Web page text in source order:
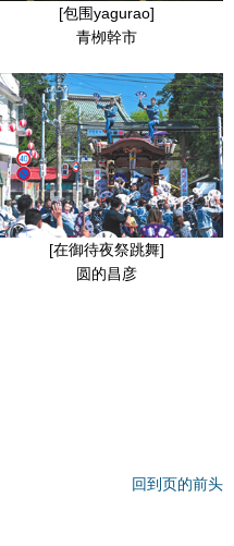
[包围yagurao]
青栁幹市
[在御待夜祭跳舞]
圆的昌彦
回到页的前头